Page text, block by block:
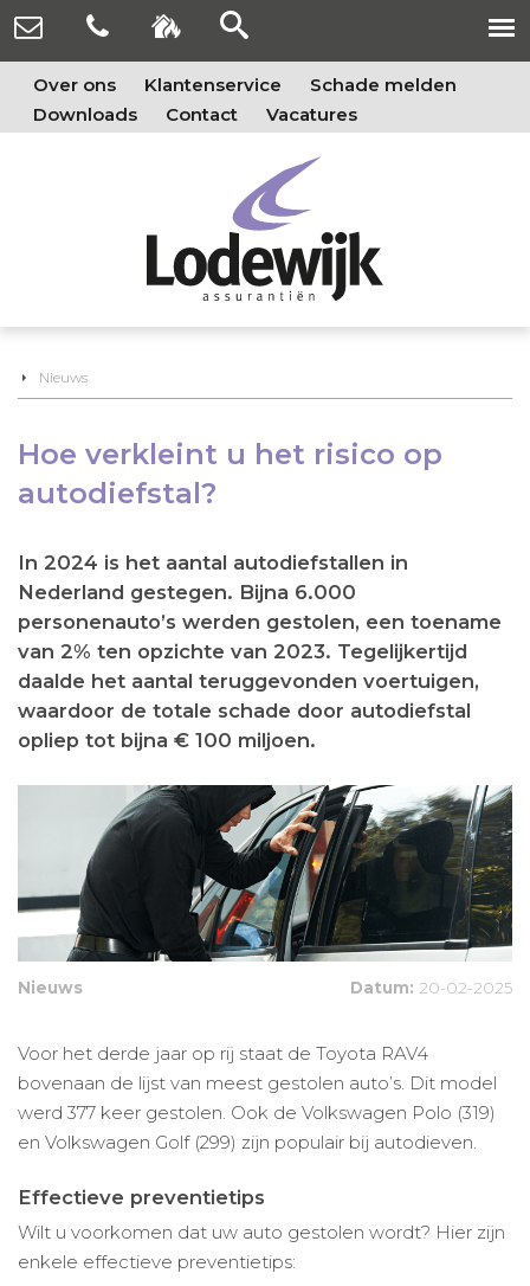
Over ons Klantenservice
Schade melden
Downloads
Contact Vacatures
Nieuws
Hoe verkleint u het risico op
autodiefstal?
In 2024 is het aantal autodiefstallen in
Nederland gestegen. Bijna 6.000
personenauto’s werden gestolen, een toename
van 2% ten opzichte van 2023. Tegelijkertijd
daalde het aantal teruggevonden voertuigen,
waardoor de totale schade door autodiefstal
opliep tot bijna € 100 miljoen.
Nieuws Datum: 20-02-2025
Voor het derde jaar op rij staat de Toyota RAV4
bovenaan de lijst van meest gestolen auto’s. Dit model
werd 377 keer gestolen. Ook de Volkswagen Polo (319)
en Volkswagen Golf (299) zijn populair bij autodieven.
Effectieve preventietips
Wilt u voorkomen dat uw auto gestolen wordt? Hier zijn
enkele effectieve preventietips: